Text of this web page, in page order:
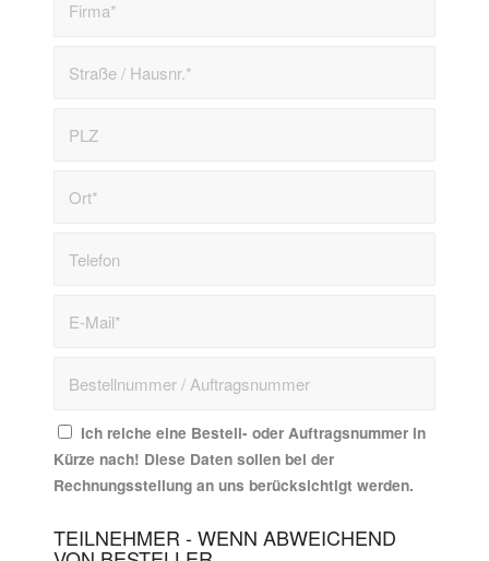
Ich reiche eine Bestell- oder Auftragsnummer in
Kürze nach! Diese Daten sollen bei der
Rechnungsstellung an uns berücksichtigt werden.
TEILNEHMER - WENN ABWEICHEND